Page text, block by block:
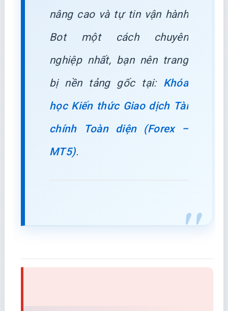
nâng cao và tự tin vận hành
Bot một cách chuyên
nghiệp nhất, bạn nên trang
bị nền tảng gốc tại: Khóa
học Kiến thức Giao dịch Tài
chính Toàn diện (Forex –
MT5).